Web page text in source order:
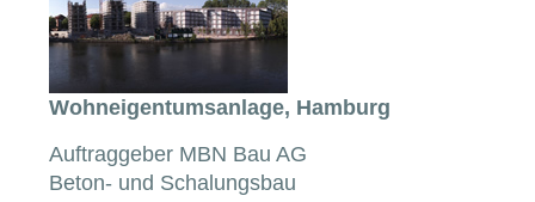
Wohneigentumsanlage, Hamburg
Auftraggeber MBN Bau AG
Beton- und Schalungsbau